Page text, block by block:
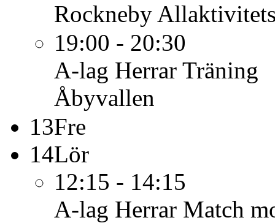
Rockneby
19:00 - 20:30
A-lag Herrar Träning
Åbyvallen
13Fre
14Lör
12:15 - 14:15
A-lag Herrar Match